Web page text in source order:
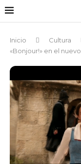
Inicio Cultura
«Bonjour!» en el